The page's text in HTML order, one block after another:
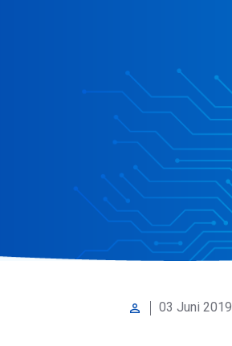
perm_identity 03 Juni 2019